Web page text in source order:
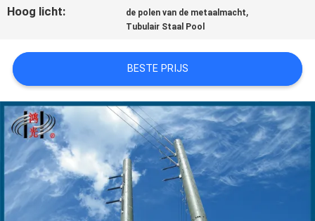
OM EEN
CITAAT
SITEMAP
PRIVACYBELEID
Hoog licht:
de polen van de metaalmacht,
Tubulair Staal Pool
BESTE PRIJS